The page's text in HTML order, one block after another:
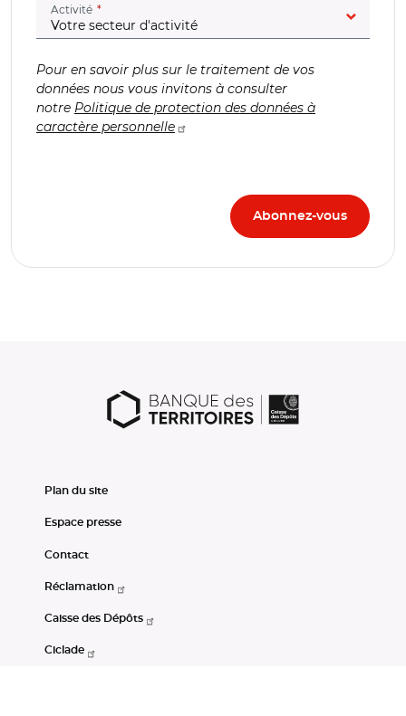
Activité (champ obligatoire)
Pour en savoir plus sur le traitement de vos
données nous vous invitons à consulter
notre Politique de protection des données à
caractère personnelle
Plan du site
Espace presse
Contact
Réclamation
Caisse des Dépôts
Ciclade